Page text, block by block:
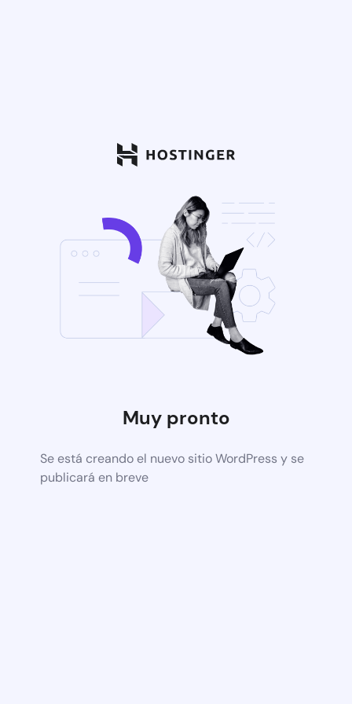
Muy pronto
Se está creando el nuevo sitio WordPress y se
publicará en breve